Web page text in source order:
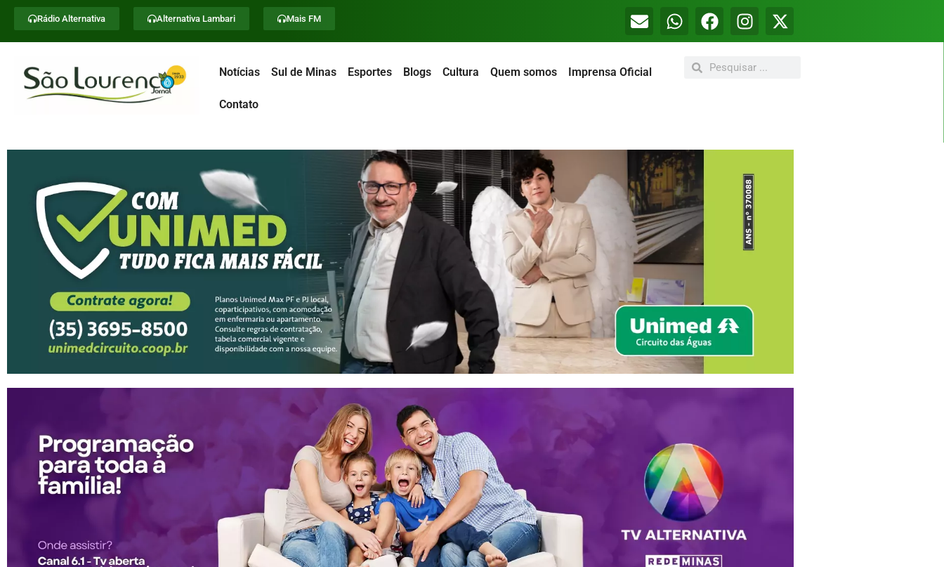
Rádio Alternativa Alternativa Lambari Mais FM
Notícias Sul de Minas Esportes Blogs Cultura Quem somos Imprensa Oficial
Contato